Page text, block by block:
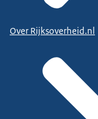
Over Rijksoverheid.nl